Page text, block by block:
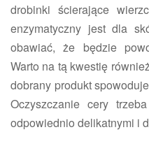
drobinki ścierające
enzymatyczny jest dla
obawiać, że będzie
Warto na tą kwestię
dobrany produkt
Oczyszczanie cery
odpowiednio delikatnymi i